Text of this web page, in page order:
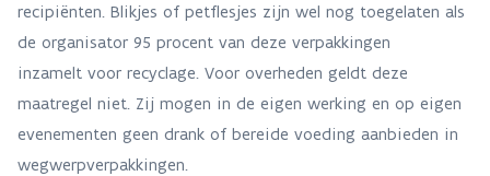
recipiënten. Blikjes of petflesjes zijn wel nog toegelaten als
de organisator 95 procent van deze verpakkingen
inzamelt voor recyclage. Voor overheden geldt deze
maatregel niet. Zij mogen in de eigen werking en op eigen
evenementen geen drank of bereide voeding aanbieden in
wegwerpverpakkingen.